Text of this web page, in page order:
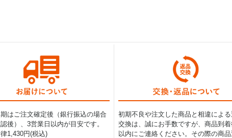
はご注文確定後（銀行振込の場合
後）、3営業日以内が目安です。
1,430円(税込)
初期不良や注文した商品と相違による
交換は、誠にお手数ですが、商品到着
以内にご連絡ください。その際の商